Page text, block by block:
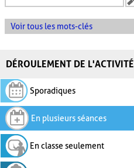
Voir tous les mots-clés
DÉROULEMENT DE L'ACTIVITÉ
Sporadiques
En plusieurs séances
En classe seulement